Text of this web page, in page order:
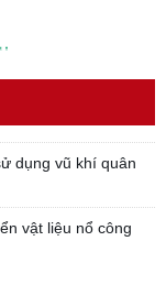
dụng vũ khí quân
vật liệu nổ công